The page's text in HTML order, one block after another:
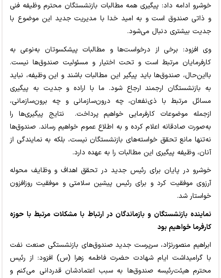
خوشرو ادامه داد: پیگیری همه مطالبات بازنشستگان محترم وظیفه فنی
و ذاتی صندوق است و به امید خدا با مدیریت جدید این موضوع با
جدیت بیشتری دنبال می‌شود.
وی افزود: برخی از درخواست‌ها و مطالبات پیشکسوتان به‌نوعی به
کارفرمایان مرتبط است و تحت اختیار و مسئولیت صندوق‌ها نیست.
بااین‌حال، صندوق‌ها باید پیگیر این مطالبات باشند و این وظیفه، نباید
به بازنشستگان ارجمند ارجاع شود. ما با اراده و جدیت به پیگیری
مسائل مرتبط با ذی‌نفعان، چه درون‌سازمانی و چه برون‌سازمانی،
ازجمله موضوعات کارفرمایی خواهیم پرداخت. نتایج پیگیری‌ها را
به‌صورت صادقانه اعلام کرده و به اطلاع عموم خواهیم رساند. صندوق‌ها
نه‌تنها مانع تحقق خواسته‌های بازنشستگان نیست، بلکه به نمایندگی از
آنان، وظیفه پیگیری این مطالبات را به عهده دارد.
خوشرو در پایان برای رئیس جدید در تحقق اهداف و وظایف محوله
آرزوی موفقیت کرد و برای رئیس پیشین سلامتی و موفقیت روزافزون
خواستار شد.
نماینده بازنشستگان و بازماندگان در ارتباط با مشکلات مرتبط با حوزه
کارفرما خواهیم بود
ابراهیم منصورنژاد، سرپرست جدید صندوق‌های بازنشستگی صنعت نفت
با گرامیداشت ایام شهادت حضرت فاطمه زهرا (س) افزود: از رئیس
محترم هیئت‌رئیسه صندوق‌ها به سبب اعتمادشان قدردانی می‌کنم و